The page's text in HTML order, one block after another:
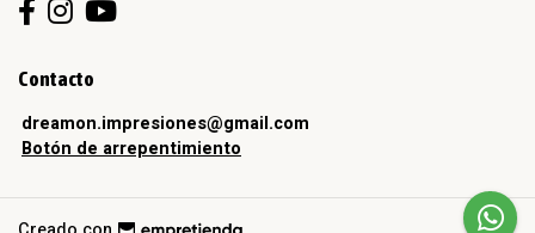
Contacto
dreamon.impresiones@gmail.com
Botón de arrepentimiento